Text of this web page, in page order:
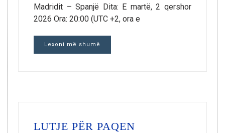
Madridit – Spanjë Dita: E martë, 2 qershor
2026 Ora: 20:00 (UTC +2, ora e
Lexoni më shumë
LUTJE PËR PAQEN